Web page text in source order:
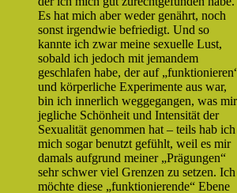
Es hat mich aber weder genährt, noch
sonst irgendwie befriedigt. Und so
kannte ich zwar meine sexuelle Lust,
sobald ich jedoch mit jemandem
geschlafen habe, der auf
und körperliche Experimente aus war,
bin ich innerlich weggegangen, was mir
jegliche Schönheit und Intensität der
Sexualität genommen hat – teils hab ich
mich sogar benutzt gefühlt, weil es mir
damals aufgrund meiner „Prägungen“
sehr schwer viel Grenzen zu setzen. Ich
möchte diese „funktionierende“ Ebene